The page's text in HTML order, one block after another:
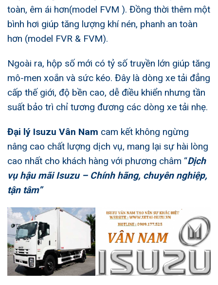
toàn, êm ái hơn(model FVM ). Đồng thời thêm một
bình hơi giúp tăng lượng khí nén, phanh an toàn
hơn (model FVR & FVM).
Ngoài ra, hộp số mới có tỷ số truyền lớn giúp tăng
mô-men xoắn và sức kéo. Đây là dòng xe tải đẳng
cấp thế giới, độ bền cao, dễ điều khiển nhưng tần
suất bảo trì chỉ tương đương các dòng xe tải nhẹ.
Đại lý Isuzu Vân Nam cam kết không ngừng
nâng cao chất lượng dịch vụ, mang lại sự hài lòng
cao nhất cho khách hàng với phương châm “Dịch
vụ hậu mãi Isuzu – Chính hãng, chuyên nghiệp,
tận tâm”